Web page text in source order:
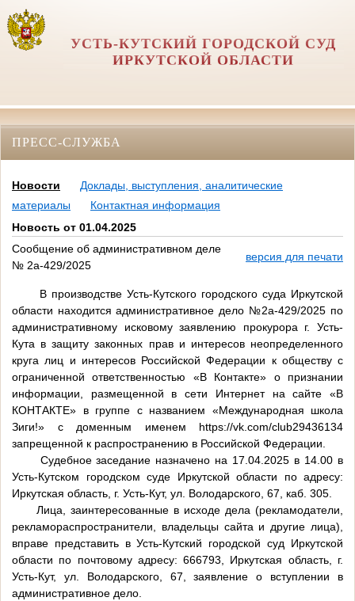
УСТЬ-КУТСКИЙ ГОРОДСКОЙ СУД
ИРКУТСКОЙ ОБЛАСТИ
ПРЕСС-СЛУЖБА
Новости
Доклады, выступления, аналитические
материалы
Контактная информация
Новость от 01.04.2025
Сообщение об административном деле
№ 2а-429/2025
версия для печати
В производстве Усть-Кутского городского суда Иркутской
области находится административное дело №2а-429/2025 по
административному исковому заявлению прокурора г. Усть-
Кута в защиту законных прав и интересов неопределенного
круга лиц и интересов Российской Федерации к обществу с
ограниченной ответственностью «В Контакте» о признании
информации, размещенной в сети Интернет на сайте «В
КОНТАКТЕ» в группе с названием «Международная школа
Зиги!» с доменным именем https://vk.com/club29436134
запрещенной к распространению в Российской Федерации.
Судебное заседание назначено на 17.04.2025 в 14.00 в
Усть-Кутском городском суде Иркутской области по адресу:
Иркутская область, г. Усть-Кут, ул. Володарского, 67, каб. 305.
Лица, заинтересованные в исходе дела (рекламодатели,
рекламораспространители, владельцы сайта и другие лица),
вправе представить в Усть-Кутский городской суд Иркутской
области по почтовому адресу: 666793, Иркутская область, г.
Усть-Кут, ул. Володарского, 67, заявление о вступлении в
административное дело.